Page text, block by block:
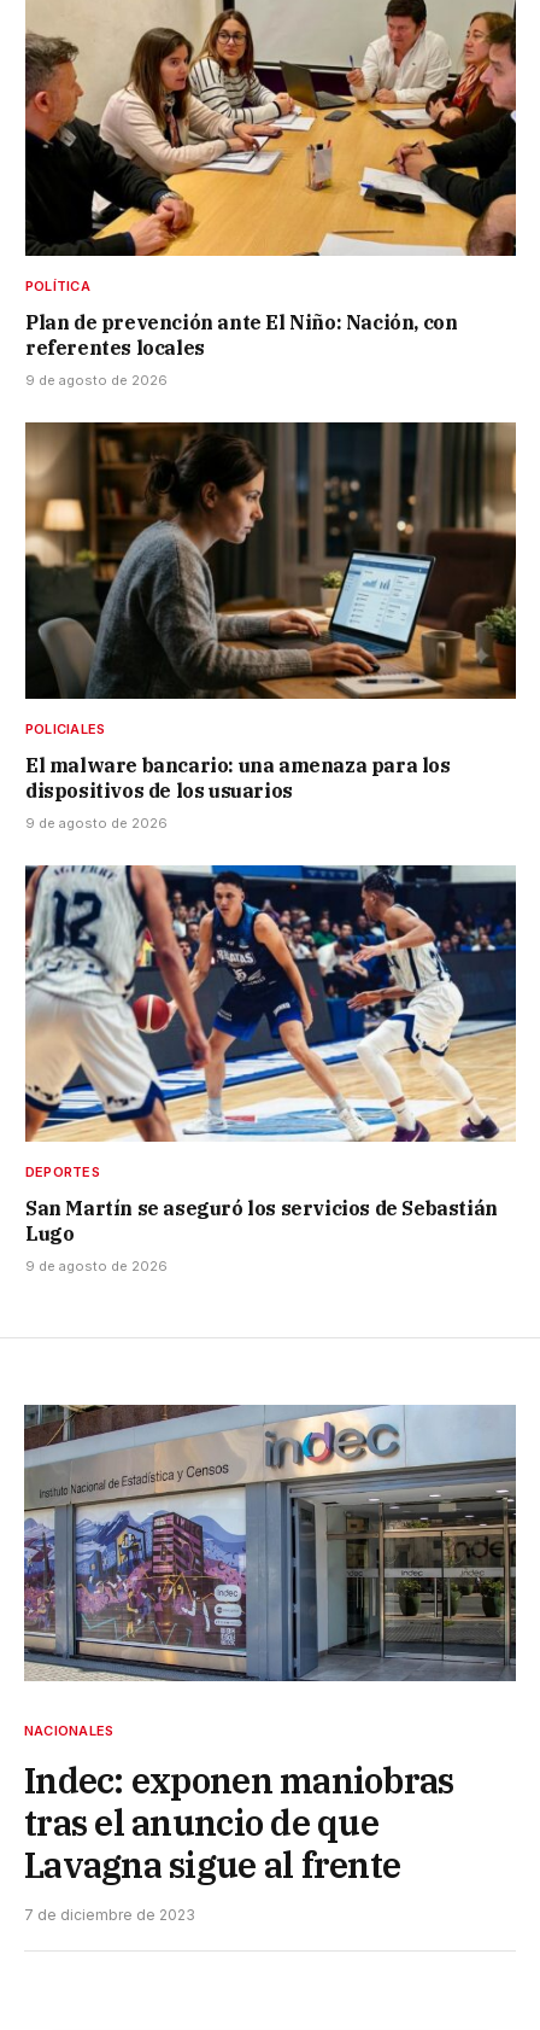
POLÍTICA
Plan de prevención ante El Niño: Nación, con
referentes locales
9 de agosto de 2026
POLICIALES
El malware bancario: una amenaza para los
dispositivos de los usuarios
9 de agosto de 2026
DEPORTES
San Martín se aseguró los servicios de Sebastián
Lugo
9 de agosto de 2026
NACIONALES
Indec: exponen maniobras
tras el anuncio de que
Lavagna sigue al frente
7 de diciembre de 2023